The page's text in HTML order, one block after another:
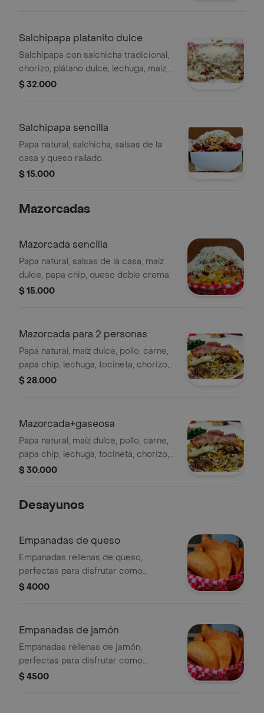
Salchipapa platanito dulce
Salchipapa con salchicha tradicional,
chorizo, plátano dulce, lechuga, maíz,
tocineta y queso rallado.
$ 32.000
Salchipapa sencilla
Papa natural, salchicha, salsas de la
casa y queso rallado.
$ 15.000
Mazorcadas
Mazorcada sencilla
Papa natural, salsas de la casa, maíz
dulce, papa chip, queso doble crema.
$ 15.000
Mazorcada para 2 personas
Papa natural, maíz dulce, pollo, carne,
papa chip, lechuga, tocineta, chorizo,
queso doble crema, queso cheddar,
$ 28.000
Mazorcada+gaseosa
Papa natural, maíz dulce, pollo, carne,
papa chip, lechuga, tocineta, chorizo,
queso doble crema, queso cheddar,
$ 30.000
Desayunos
Empanadas de queso
Empanadas rellenas de queso,
perfectas para disfrutar como
entrada o snack.
$ 4000
Empanadas de jamón
Empanadas rellenas de jamón,
perfectas para disfrutar como
entrada.
$ 4500